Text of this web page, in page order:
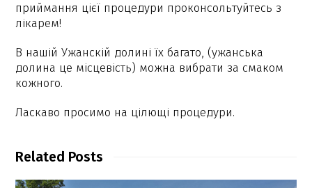
приймання цієї процедури проконсольтуйтесь з
лікарем!
В нашій Ужанскій долині їх багато, (ужанська
долина це місцевість) можна вибрати за смаком
кожного.
Ласкаво просимо на цілющі процедури.
Related Posts